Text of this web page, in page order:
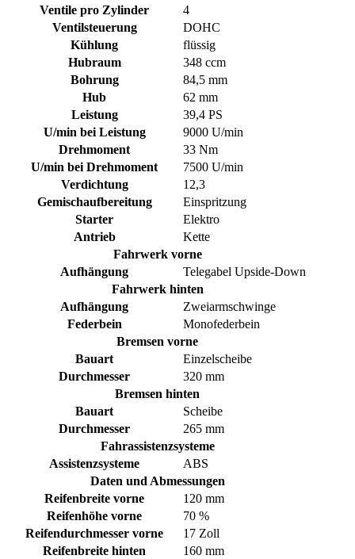
Ventile pro Zylinder
4
Ventilsteuerung
DOHC
Kühlung
flüssig
Hubraum
348 ccm
Bohrung
84,5 mm
Hub
62 mm
Leistung
39,4 PS
U/min bei Leistung
9000 U/min
Drehmoment
33 Nm
U/min bei Drehmoment
7500 U/min
Verdichtung
12,3
Gemischaufbereitung
Einspritzung
Starter
Elektro
Antrieb
Kette
Fahrwerk vorne
Aufhängung
Telegabel Upside-Down
Fahrwerk hinten
Aufhängung
Zweiarmschwinge
Federbein
Monofederbein
Bremsen vorne
Bauart
Einzelscheibe
Durchmesser
320 mm
Bremsen hinten
Bauart
Scheibe
Durchmesser
265 mm
Fahrassistenzsysteme
Assistenzsysteme
ABS
Daten und Abmessungen
Reifenbreite vorne
120 mm
Reifenhöhe vorne
70 %
Reifendurchmesser vorne
17 Zoll
Reifenbreite hinten
160 mm